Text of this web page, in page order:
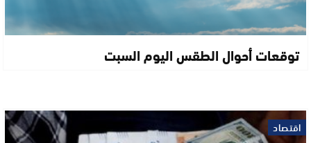
توقعات أحوال الطقس اليوم السبت
اقتصاد